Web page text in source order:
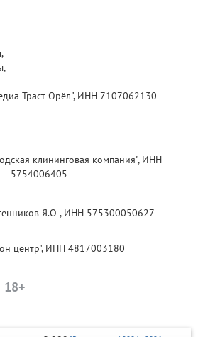
Траст Орёл", ИНН 7107062130
клининговая компания", ИНН
5754006405
Я.О , ИНН 575300050627
центр", ИНН 4817003180